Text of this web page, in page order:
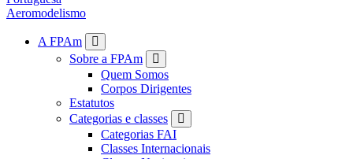
FPAMA FPAm
Sobre a FPAm
Quem Somos
Corpos Dirigentes
Estatutos
Categorias e classes
Categorias FAI
Classes Internacionais